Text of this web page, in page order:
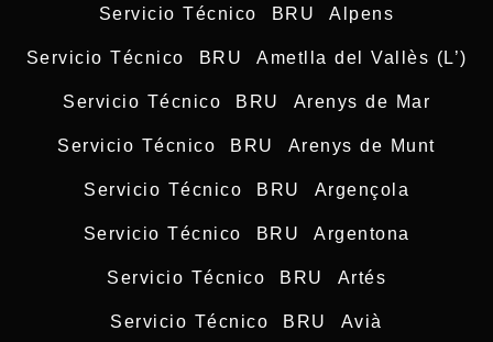
Servicio Técnico BRU Alpens
Servicio Técnico BRU Ametlla del Vallès (L’)
Servicio Técnico BRU Arenys de Mar
Servicio Técnico BRU Arenys de Munt
Servicio Técnico BRU Argençola
Servicio Técnico BRU Argentona
Servicio Técnico BRU Artés
Servicio Técnico BRU Avià